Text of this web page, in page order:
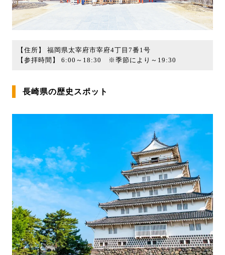
【住所】 福岡県太宰府市宰府4丁目7番1号
【参拝時間】 6:00～18:30 ※季節により～19:30
長崎県の歴史スポット